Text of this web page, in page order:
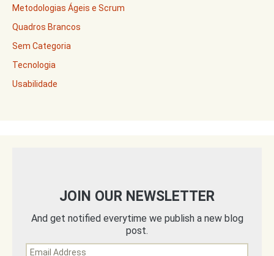
Metodologias Ágeis e Scrum
Quadros Brancos
Sem Categoria
Tecnologia
Usabilidade
JOIN OUR NEWSLETTER
And get notified everytime we publish a new blog
post.